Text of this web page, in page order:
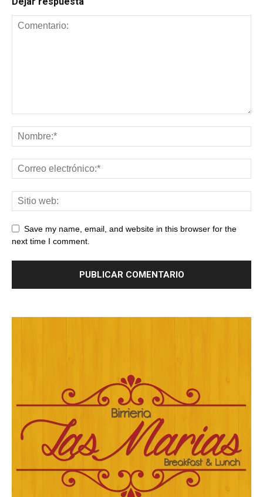
Save my name, email, and website in this browser for the
next time I comment.